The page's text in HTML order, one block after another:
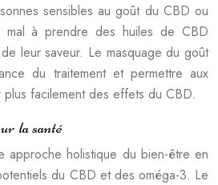
sensibles au goût du CBD ou
à prendre des huiles de CBD
leur saveur. Le masquage du goût
du traitement et permettre aux
facilement des effets du CBD.
la santé
approche holistique du bien-être en
du CBD et des oméga-3. Le